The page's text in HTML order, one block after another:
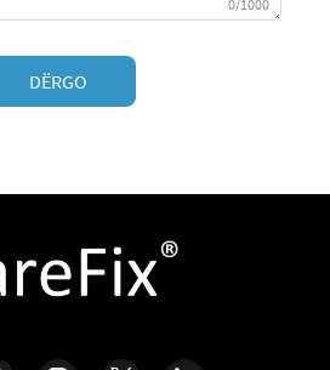
0/1000
DËRGO